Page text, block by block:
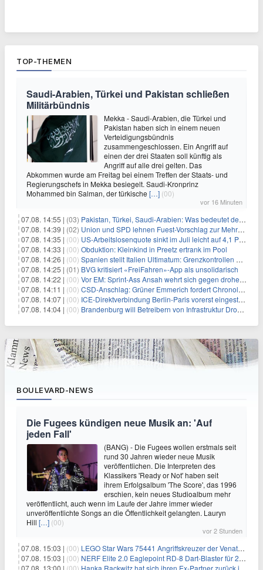
TOP-THEMEN
Saudi-Arabien, Türkei und Pakistan schließen
Militärbündnis
Mekka - Saudi-Arabien, die Türkei und
Pakistan haben sich in einem neuen
Verteidigungsbündnis
zusammengeschlossen. Ein Angriff auf
einen der drei Staaten soll künftig als
Angriff auf alle drei gelten. Das
Abkommen wurde am Freitag bei einem Treffen der Staats- und
Regierungschefs in Mekka besiegelt. Saudi-Kronprinz
Mohammed bin Salman, der türkische […] (00)
vor 16 Minuten
07.08. 14:55 | (03) Pakistan, Türkei, Saudi-Arabien: Was bedeutet der neue Pakt?
07.08. 14:39 | (02) Union und SPD lehnen Fuest-Vorschlag zur Mehrwertsteuer ab
07.08. 14:35 | (00) US-Arbeitslosenquote sinkt im Juli leicht auf 4,1 Prozent
07.08. 14:33 | (00) Obduktion: Kleinkind in Preetz ertrank im Pool
07.08. 14:26 | (00) Spanien stellt Italien Ultimatum: Grenzkontrollen beenden
07.08. 14:25 | (01) BVG kritisiert «FreiFahren»-App als unsolidarisch
07.08. 14:22 | (00) Vor EM: Sprint-Ass Ansah wehrt sich gegen drohende Sperre
07.08. 14:11 | (00) CSD-Anschlag: Grüner Emmerich fordert Chronologie von Dobrindt
07.08. 14:07 | (00) ICE-Direktverbindung Berlin-Paris vorerst eingestellt
07.08. 14:04 | (00) Brandenburg will Betreibern von Infrastruktur Drohnenabwehr erlauben
BOULEVARD-NEWS
Die Fugees kündigen neue Musik an: 'Auf
jeden Fall'
(BANG) - Die Fugees wollen erstmals seit
rund 30 Jahren wieder neue Musik
veröffentlichen. Die Interpreten des
Klassikers 'Ready or Not' haben seit
ihrem Erfolgsalbum 'The Score', das 1996
erschien, kein neues Studioalbum mehr
veröffentlicht, auch wenn im Laufe der Jahre immer wieder
unveröffentlichte Songs an die Öffentlichkeit gelangten. Lauryn
Hill […] (00)
vor 2 Stunden
07.08. 15:03 | (00) LEGO Star Wars 75441 Angriffskreuzer der Venator-Klasse für 50,25€
07.08. 15:03 | (00) NERF Elite 2.0 Eaglepoint RD-8 Dart-Blaster für 20,49€